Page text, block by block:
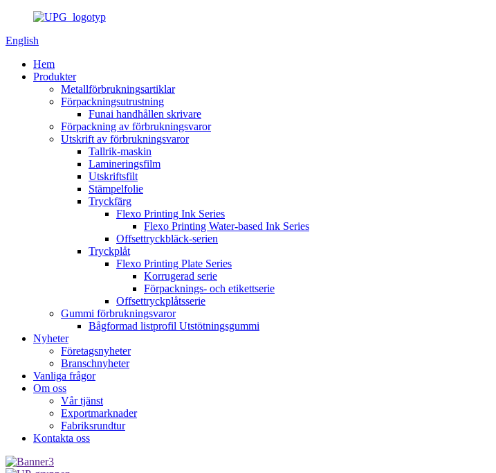
English
Hem
Produkter
Metallförbrukningsartiklar
Förpackningsutrustning
Funai handhållen skrivare
Förpackning av förbrukningsvaror
Utskrift av förbrukningsvaror
Tallrik-maskin
Lamineringsfilm
Utskriftsfilt
Stämpelfolie
Tryckfärg
Flexo Printing Ink Series
Flexo Printing Water-based Ink Series
Offsettryckbläck-serien
Tryckplåt
Flexo Printing Plate Series
Korrugerad serie
Förpacknings- och etikettserie
Offsettryckplåtsserie
Gummi förbrukningsvaror
Bågformad listprofil Utstötningsgummi
Nyheter
Företagsnyheter
Branschnyheter
Vanliga frågor
Om oss
Vår tjänst
Exportmarknader
Fabriksrundtur
Kontakta oss